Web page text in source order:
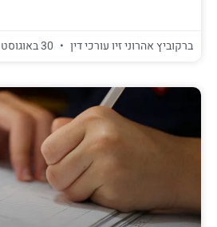
ברקוביץ אהרוני זיו עורכי דין